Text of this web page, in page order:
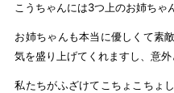
こうちゃんには3つ上のお姉ちゃ
お姉ちゃんも本当に優しくて素
気を盛り上げてくれますし、意
私たちがふざけてこちょこちょ